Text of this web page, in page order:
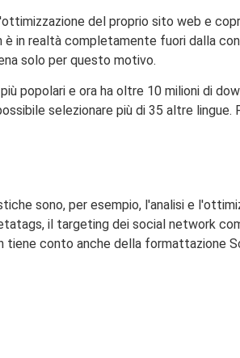
del proprio sito web e
in realtà completamente fuori dalla
solo per questo motivo.
popolari e ora ha oltre 10 milioni di
selezionare più di 35 altre lingue.
sono, per esempio, l'analisi e
il targeting dei social network
tiene conto anche della formattazione